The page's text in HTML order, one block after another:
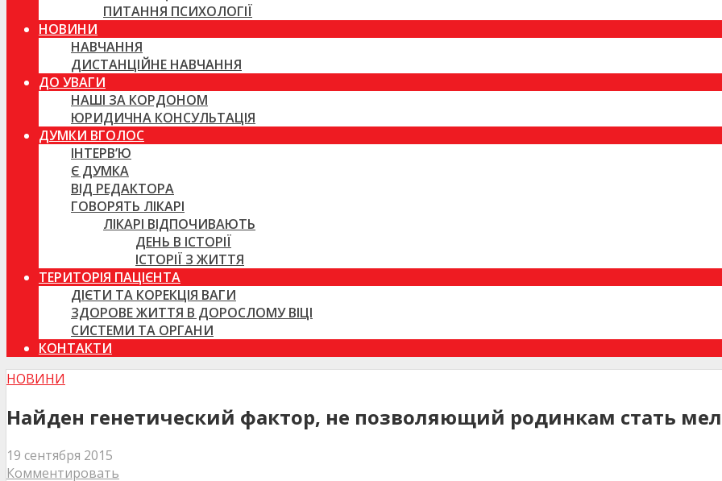
ПИТАННЯ ПСИХОЛОГІЇ
НОВИНИ
НАВЧАННЯ
ДИСТАНЦІЙНЕ НАВЧАННЯ
ДО УВАГИ
НАШІ ЗА КОРДОНОМ
ЮРИДИЧНА КОНСУЛЬТАЦІЯ
ДУМКИ ВГОЛОС
ІНТЕРВ’Ю
Є ДУМКА
ВІД РЕДАКТОРА
ГОВОРЯТЬ ЛІКАРІ
ЛІКАРІ ВІДПОЧИВАЮТЬ
ДЕНЬ В ІСТОРІЇ
ІСТОРІЇ З ЖИТТЯ
ТЕРИТОРІЯ ПАЦІЄНТА
ДІЄТИ ТА КОРЕКЦІЯ ВАГИ
ЗДОРОВЕ ЖИТТЯ В ДОРОСЛОМУ ВІЦІ
СИСТЕМИ ТА ОРГАНИ
КОНТАКТИ
НОВИНИ
Найден генетический фактор, не позволяющий родинкам стать
19 сентября 2015
Комментировать